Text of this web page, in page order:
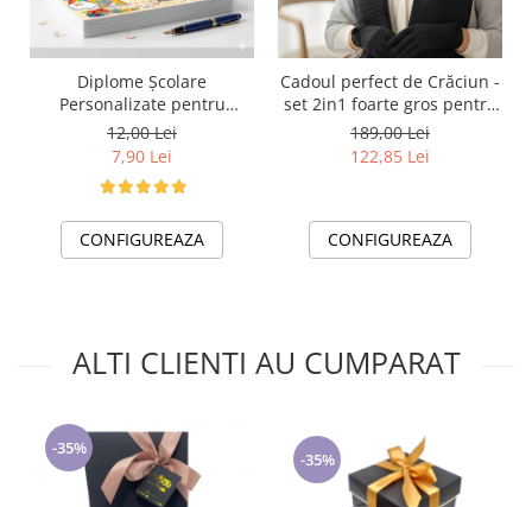
Diplome Școlare
Personalizate pentru
Absolventi de scoala sau
gradinita
12,00 Lei
7,90 Lei
CONFIGUREAZA
Cadoul perfect de Crăciun -
set 2in1 foarte gros pentru
femei 5709 negru
189,00 Lei
122,85 Lei
CONFIGUREAZA
ALTI CLIENTI AU CUMPARAT
-35%
-35%